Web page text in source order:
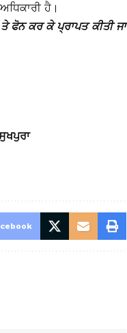
ਹੈ।
ਫੋਨ ਕਰ ਕੇ ਪ੍ਰਾਪਤ ਕੀਤੀ ਜਾ